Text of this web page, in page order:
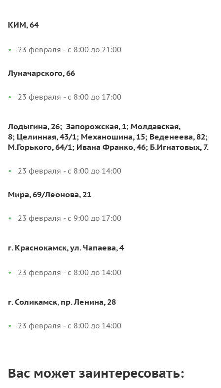
КИМ, 64
23 февраля - с 8:00 до 21:00
Луначарского, 66
23 февраля - с 8:00 до 17:00
Лодыгина, 26; Запорожская, 1; Молдавская,
8; Целинная, 43/1; Механошина, 15; Веденеева, 82;
М.Горького, 64/1; Ивана Франко, 46; Б.Игнатовых, 7.
23 февраля - с 8:00 до 14:00
Мира, 69/Леонова, 21
23 февраля - с 9:00 до 17:00
г. Краснокамск, ул. Чапаева, 4
23 февраля - с 8:00 до 14:00
г. Соликамск, пр. Ленина, 28
23 февраля - с 8:00 до 14:00
Вас может заинтересовать: